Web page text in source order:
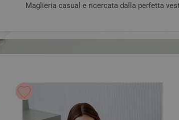
Maglieria casual e ricercata dalla perfetta